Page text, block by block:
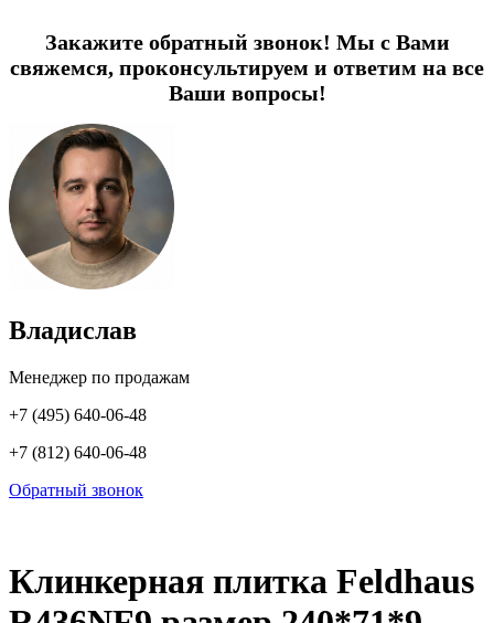
Закажите обратный звонок! Мы с Вами
свяжемся, проконсультируем и ответим на все
Ваши вопросы!
Владислав
Менеджер по продажам
+7 (495) 640-06-48
+7 (812) 640-06-48
Обратный звонок
Клинкерная плитка Feldhaus